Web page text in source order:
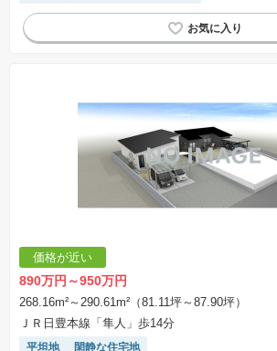
価格が近い
890万円～950万円
268.16m²～290.61m²（81.11坪～87.90坪）
ＪＲ日豊本線「隼人」歩14分
平坦地 閑静な住宅地